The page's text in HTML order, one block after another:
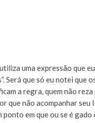
uma expressão que
Será que só eu notei
a regra, quem não
que não acompanhar
em que ou se é gado